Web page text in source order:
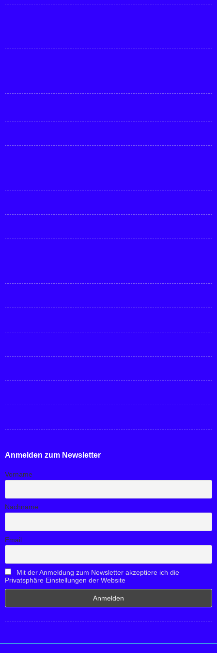
Anmelden zum Newsletter
Vorname
Nachname
Email
Mit der Anmeldung zum Newsletter akzeptiere ich die
Privatsphäre Einstellungen der Website